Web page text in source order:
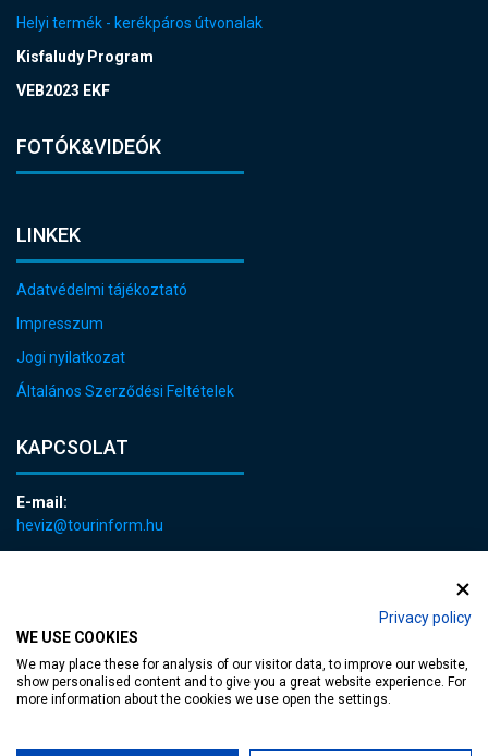
Privacy policy
WE USE COOKIES
We may place these for analysis of our visitor data, to improve our website,
show personalised content and to give you a great website experience. For
more information about the cookies we use open the settings.
Helyi termék - kerékpáros útvonalak
Kisfaludy Program
VEB2023 EKF
FOTÓK&VIDEÓK
LINKEK
Adatvédelmi tájékoztató
Impresszum
Jogi nyilatkozat
Általános Szerződési Feltételek
KAPCSOLAT
E-mail:
heviz@tourinform.hu